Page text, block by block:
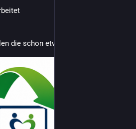
die schon etwas aussagen.